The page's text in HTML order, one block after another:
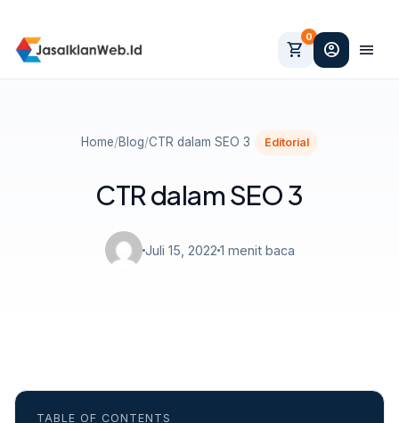
shopping_cart
0
account_circle menu
Home/Blog/CTR dalam SEO 3 Editorial
CTR dalam SEO 3
Juli 15, 2022 1 menit baca
TABLE OF CONTENTS